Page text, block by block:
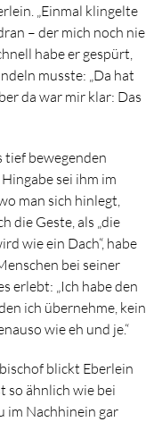
„Einmal klingelte
– der mich noch nie
habe er gespürt,
musste: „Da hat
da war mir klar: Das
tief bewegenden
sei ihm im
man sich hinlegt,
die Geste, als „die
wie ein Dach“, habe
bei seiner
erlebt: „Ich habe den
ich übernehme, kein
wie eh und je.“
blickt Eberlein
so ähnlich wie bei
im Nachhinein gar